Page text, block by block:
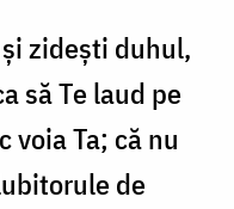
zideşti duhul,
să Te laud pe
voia Ta; că nu
de